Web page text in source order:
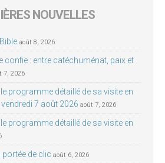
NOUVELLES
août 8, 2026
confie : entre catéchuménat, paix et
7, 2026
programme détaillé de sa visite en
7 août 2026 août 7, 2026
programme détaillé de sa visite en
portée de clic août 6, 2026